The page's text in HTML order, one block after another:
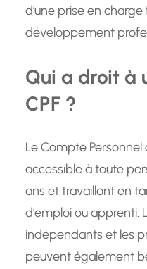
d’une prise en
développement
Qui a droit à
CPF ?
Le Compte
accessible à toute
ans et travaillant en
d’emploi ou apprenti.
indépendants et les
peuvent également